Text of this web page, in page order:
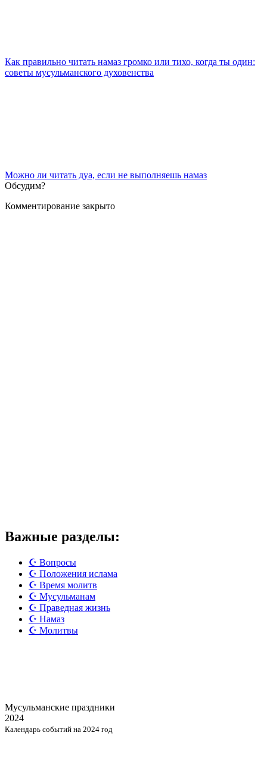
Как правильно читать намаз громко или тихо, когда ты один:
советы мусульманского духовенства
Можно ли читать дуа, если не выполняешь намаз
Обсудим?
Комментирование закрыто
Важные разделы:
☪️ Вопросы
☪️ Положения ислама
☪️ Время молитв
☪️ Мусульманам
☪️ Праведная жизнь
☪️ Намаз
☪️ Молитвы
Мусульманские праздники
2024
Календарь событий на 2024 год